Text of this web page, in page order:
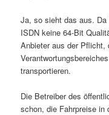
Ja, so sieht das aus.
ISDN keine 64-Bit
Anbieter aus der Pflicht,
transportieren.
Die Betreiber des
schon, die Fahrpreise in